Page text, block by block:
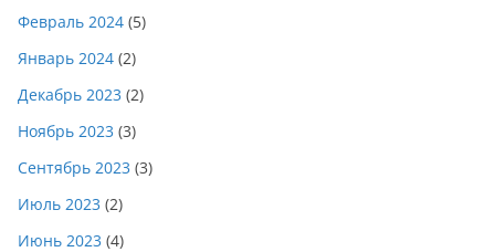
Февраль 2024 (5)
Январь 2024 (2)
Декабрь 2023 (2)
Ноябрь 2023 (3)
Сентябрь 2023 (3)
Июль 2023 (2)
Июнь 2023 (4)